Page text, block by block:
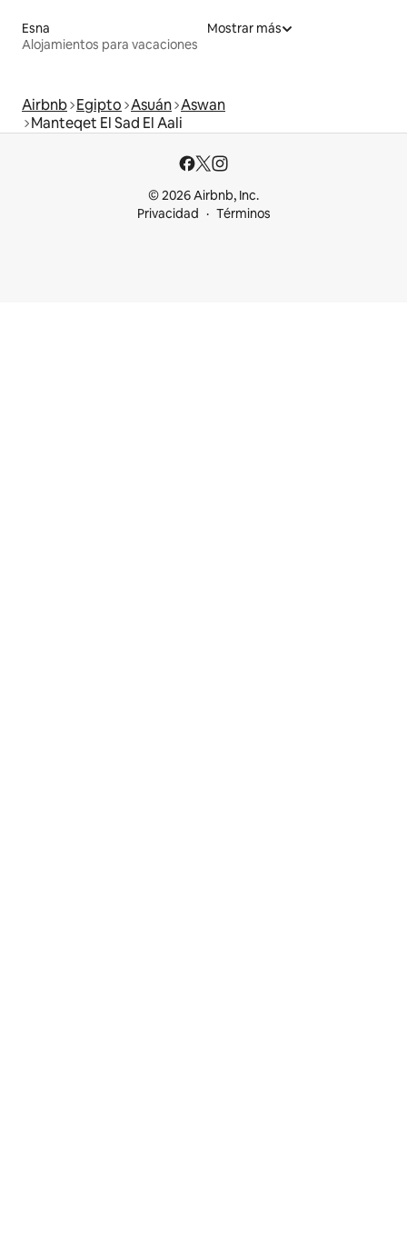
Esna
Alojamientos para vacaciones
Mostrar más
Airbnb Egipto Asuán Aswan
Manteqet El Sad El Aali
© 2026 Airbnb, Inc.
Privacidad
Términos